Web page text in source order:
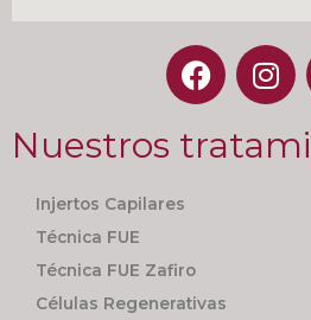
Nuestros
Injertos Capilares
Técnica FUE
Técnica FUE Zafiro
Células Regenerativas